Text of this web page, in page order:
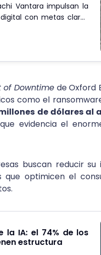
Vantara impulsan la
con metas claras
of Downtime de Oxford
como el
de dólares al
evidencia el
buscan reducir
que optimicen el
la IA: el 74% de los
estructura